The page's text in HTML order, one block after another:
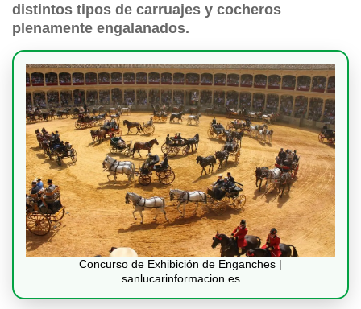
distintos tipos de carruajes y cocheros
plenamente engalanados.
Concurso de Exhibición de Enganches |
sanlucarinformacion.es